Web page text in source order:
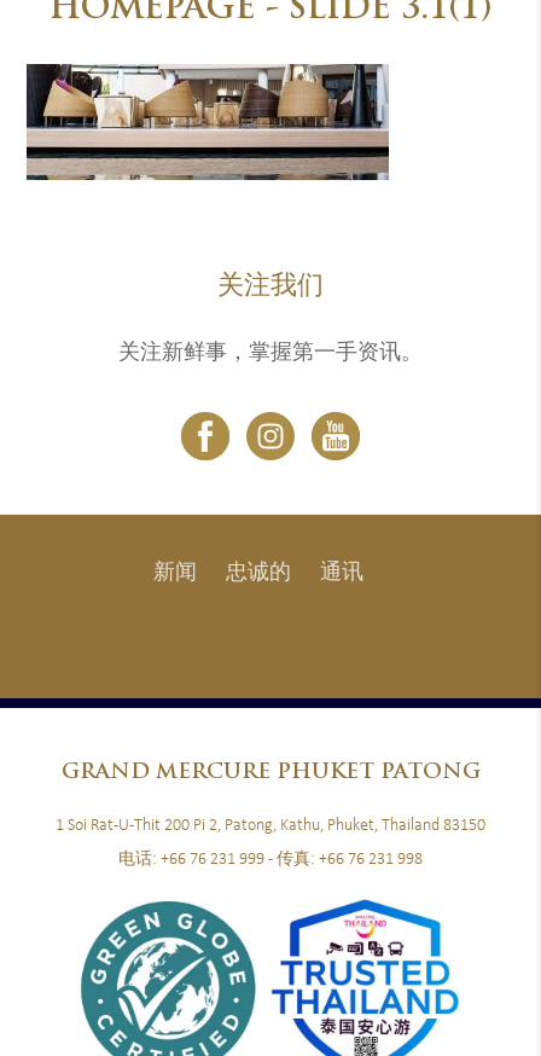
HOMEPAGE - SLIDE 3.1(1)
关注我们
关注新鲜事，掌握第一手资讯。
新闻 忠诚的 通讯
GRANDMERCURE PHUKET PATONG
1 Soi Rat-U-Thit 200 Pi 2, Patong, Kathu, Phuket, Thailand 83150
电话: +66 76 231 999 - 传真: +66 76 231 998